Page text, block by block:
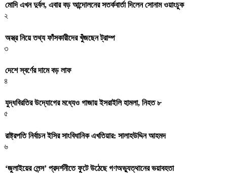
মোদি এখন দুর্বল, এবার বড় আন্দোলনের সতর্কবার্তা দিলেন সোনাম ওয়াংচুক
২
অস্ত্র নিয়ে তথ্য ফাঁসকারীদের খুঁজছেন ট্রাম্প
৩
দেশে স্বর্ণের দামে বড় লাফ
৪
যুদ্ধবিরতির উদ্যোগের মধ্যেও গাজায় ইসরাইলি হামলা, নিহত ৮
৫
রাষ্ট্রপতি নির্বাচন ইসির সাংবিধানিক এখতিয়ার: সালাহউদ্দিন আহমদ
৬
‘জুলাইয়ের লেন্স’ প্রদর্শনীতে ফুটে উঠেছে গণঅভ্যুত্থানের ভয়াবহতা